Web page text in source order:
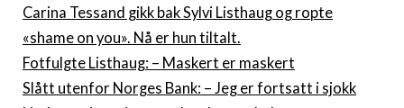
Carina Tessand gikk bak Sylvi Listhaug og ropte
«shame on you». Nå er hun tiltalt.
Fotfulgte Listhaug: – Maskert er maskert
Slått utenfor Norges Bank: – Jeg er fortsatt i sjokk